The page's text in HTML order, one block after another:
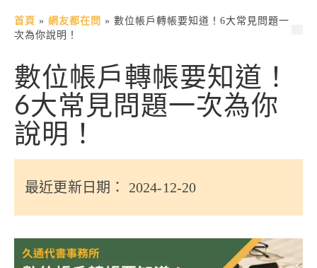
土地貸款
信用貸款
代書貸款
精選知識
銀行貸款
其他貸款
申貸Q&A
久通專欄
首頁 » 網友都在問 » 數位帳戶轉帳要知道！6大常見問題一
次為你說明！
數位帳戶轉帳要知道！
6大常見問題一次為你
說明！
最近更新日期： 2024-12-20